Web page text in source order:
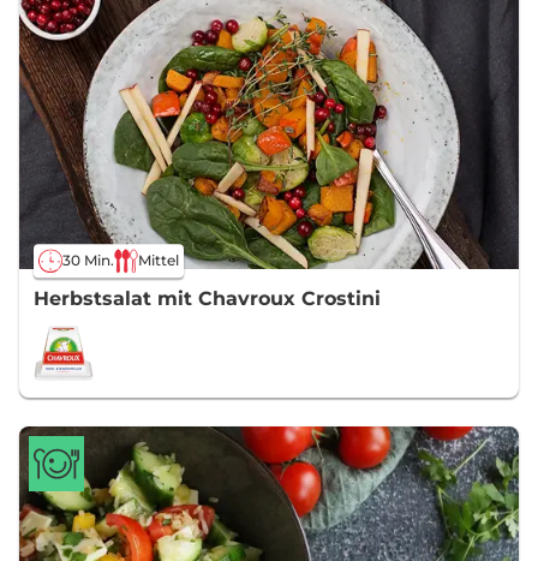
30 Min. Mittel
Herbstsalat mit Chavroux Crostini